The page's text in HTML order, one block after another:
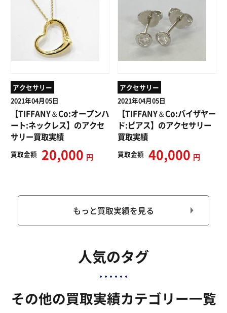
アクセサリー
2021年04月05日
【TIFFANY＆Co:オープンハ
ート:ネックレス】のアクセ
サリー買取実績
買取金額 20,000 円
アクセサリー
2021年04月05日
【TIFFANY＆Co:バイザヤー
ド:ピアス】のアクセサリー
買取実績
買取金額 40,000 円
もっと買取実績を見る
人気のタグ
その他の買取実績カテゴリー一覧